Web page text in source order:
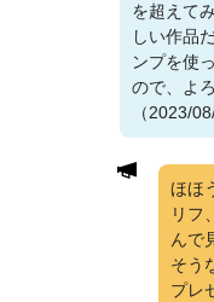
を超えて
しい作品
ンプを使
ので、よ
（2023/
ほほ
リフ
んで
そう
プレ